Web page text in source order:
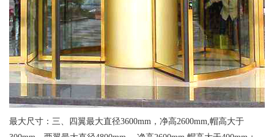
最大尺寸：三、四翼最大直径3600mm，净高2600mm,帽高大于